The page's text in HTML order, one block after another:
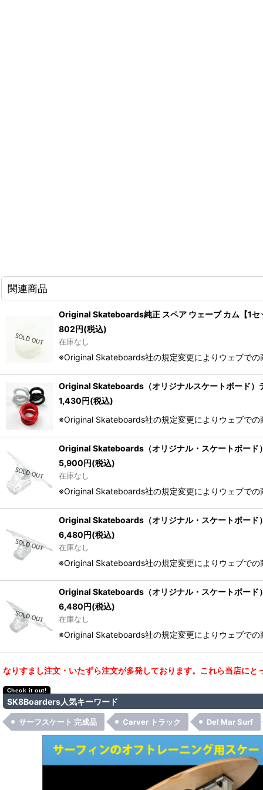
関連商品
Original Skateboards純正 スペア ウェーブ カム【1セ
802円(税込)
在庫なし
※Original Skateboards社の規定変更によりウェブで
Original Skateboards（オリジナルスケートボード）
1,430円(税込)
※Original Skateboards社の規定変更によりウェブで
Original Skateboards（オリジナル・スケートボード
5,900円(税込)
在庫なし
※Original Skateboards社の規定変更によりウェブで
Original Skateboards（オリジナル・スケートボード
6,480円(税込)
在庫なし
※Original Skateboards社の規定変更によりウェブで
Original Skateboards（オリジナル・スケートボード
6,480円(税込)
在庫なし
※Original Skateboards社の規定変更によりウェブで
なりすまし注文・いたずら注文が多発しております。これら当店に
SK8Boarders人気キーワード
サーフスケート 完成品 Carver トラック Del Mar Surf